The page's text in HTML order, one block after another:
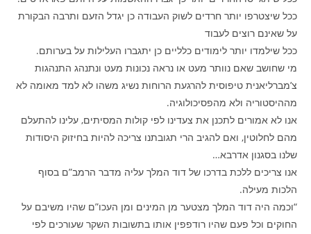
ככל שיצטרפו יותר חרדים לשוק העבודה כן יגדל הזעם ותרבה הבקורת
על שאינם רוצים לעבוד
ככל שילמדו יותר לימודים כלליים כן יתגברו העלילות על בערותם.
מי שחושב שאם נוותר מעט או נראה נכונות מעט ונתנהג התנהגות
צ’מברליאנית טיפוסית להרגעת הרוחות נשיג משהו לא למד מאומה לא
מההיסטוריה ולא מהפסיכולוגיה.
אנו לא אמורים לתכנן את צעדינו לפי קולות המסיתים, עלינו להתעלם
מהם לחלוטין, ואם להגיב הרי תגובתנו צריכה להיות בחיזוק היסודות
שלנו בסגנון אדרבא…
אנו צריכים ללכת בדרכו של דוד המלך עליה מדבר הרמב”ם בסוף
הלכות מעילה.
“וכמה היה דוד המלך מצטער מן המינים ומן העכו”ם שהיו משיבם על
החוקים וכל פעם שהיו רודפפין אותו בתשובות השקר שעורכים לפי